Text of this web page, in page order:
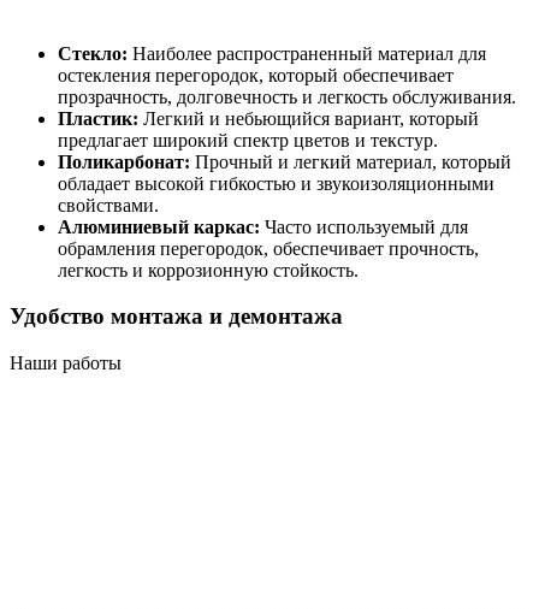
Стекло: Наиболее распространенный материал для
остекления перегородок, который обеспечивает
прозрачность, долговечность и легкость обслуживания.
Пластик: Легкий и небьющийся вариант, который
предлагает широкий спектр цветов и текстур.
Поликарбонат: Прочный и легкий материал, который
обладает высокой гибкостью и звукоизоляционными
свойствами.
Алюминиевый каркас: Часто используемый для
обрамления перегородок, обеспечивает прочность,
легкость и коррозионную стойкость.
Удобство монтажа и демонтажа
Наши работы